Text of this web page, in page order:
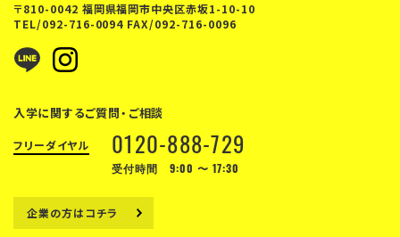
〒810-0042 福岡県福岡市中央区赤坂1-10-10
TEL/092-716-0094 FAX/092-716-0096
入学に関するご質問・ご相談
フリーダイヤル 0120-888-729
受付時間 9:00 〜 17:30
企業の方はコチラ